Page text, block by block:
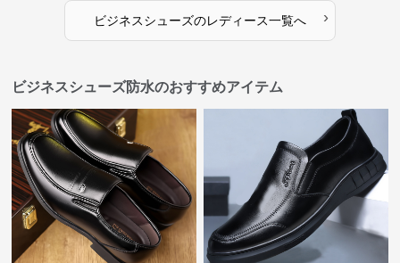
ビジネスシューズのレディース一覧へ ›
ビジネスシューズ防水のおすすめアイテム